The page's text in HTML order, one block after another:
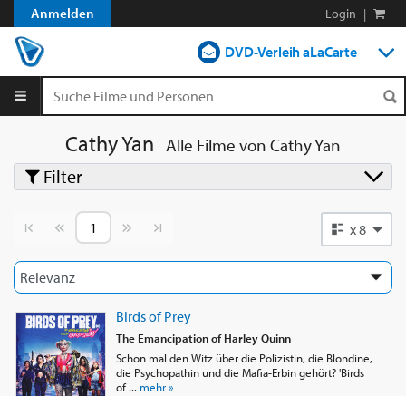
Anmelden Login |
DVD-Verleih aLaCarte
Cathy Yan Alle Filme von Cathy Yan
Vorherige SeiteNächste Seite x 8
Birds of Prey
The Emancipation of Harley Quinn
Schon mal den Witz über die Polizistin, die Blondine,
die Psychopathin und die Mafia-Erbin gehört? 'Birds
of ... mehr »
Filter